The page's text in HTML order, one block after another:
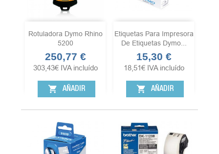
Rotuladora Dymo Rhino
5200
Precio
250,77 €
303,43€ IVA incluído
shopping_cart AÑADIR
Etiquetas Para Impresora
De Etiquetas Dymo...
Precio
15,30 €
18,51€ IVA incluído
shopping_cart AÑADIR